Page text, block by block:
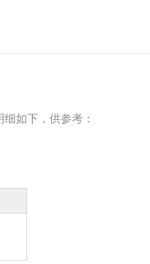
如下，供参考：